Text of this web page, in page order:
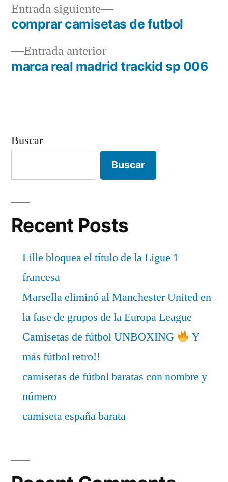
Navegación
deEntrada anteriorEntrada
anterior:
marca real madrid trackid sp 006
Entrada siguiente
Entrada
siguiente:
comprar camisetas de futbol
Buscar
Buscar
Recent Posts
Lille bloquea el título de la Ligue 1
francesa
Marsella eliminó al Manchester United en
la fase de grupos de la Europa League
Camisetas de fútbol UNBOXING
Y
más fútbol retro!!
camisetas de fútbol baratas con nombre y
número
camiseta españa barata